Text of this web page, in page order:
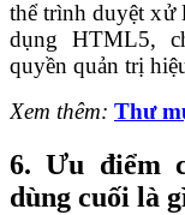
thể trình duyệt xử
dụng HTML5,
quyền quản trị
Xem thêm: Thư
6. Ưu điểm
dùng cuối là